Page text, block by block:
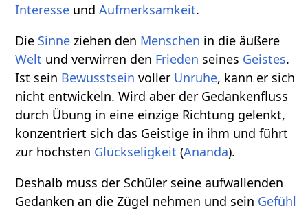
Interesse undAufmerksamkeit.
Die Sinne ziehen den Menschen in die äußere
Welt und verwirren den Frieden seines Geistes.
Ist sein Bewusstsein voller Unruhe, kann er sich
nicht entwickeln. Wird aber der Gedankenfluss
durch Übung in eine einzige Richtung gelenkt,
konzentriert sich das Geistige in ihm und führt
zur höchsten Glückseligkeit (Ananda).
Deshalb muss der Schüler seine aufwallenden
Gedanken an die Zügel nehmen und sein Gefühl